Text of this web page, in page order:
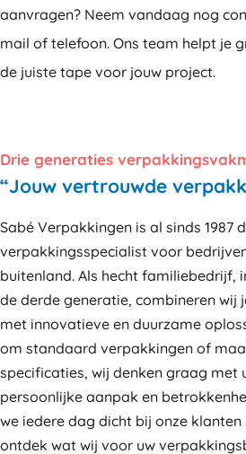
aanvragen? Neem vandaag nog
mail of telefoon. Ons team helpt je
de juiste tape voor jouw project.
Drie generaties
“Jouw vertrouwde
Sabé Verpakkingen is al sinds 1987
verpakkingsspecialist voor
buitenland. Als hecht familiebedrijf,
de derde generatie, combineren wij
met innovatieve en duurzame
om standaard verpakkingen of
specificaties, wij denken graag met
persoonlijke aanpak en
we iedere dag dicht bij onze
ontdek wat wij voor uw